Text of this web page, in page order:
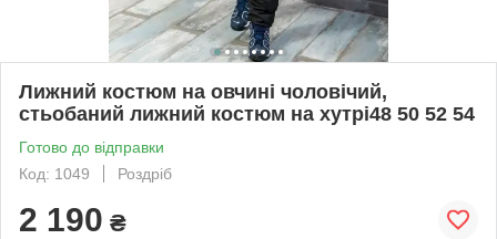
Лижний костюм на овчині чоловічий,
стьобаний лижний костюм на хутрі48 50 52 54
Готово до відправки
Код: 1049
Роздріб
2 190 ₴